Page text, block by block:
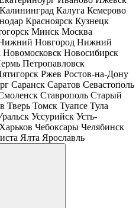
Калининград Калуга Кемерово
Красноярск Кузнецк
Минск Москва
Новгород Нижний
Новомосковск Новосибирск
Петропавловск
Ржев Ростов-на-Дону
Саранск Саратов Севастополь
Ставрополь Старый
Тверь Томск Туапсе Тула
Уссурийск Усть-
Харьков Чебоксары Челябинск
Ялта Ярославль